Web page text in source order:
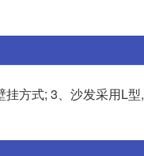
方式; 3、沙发采用L